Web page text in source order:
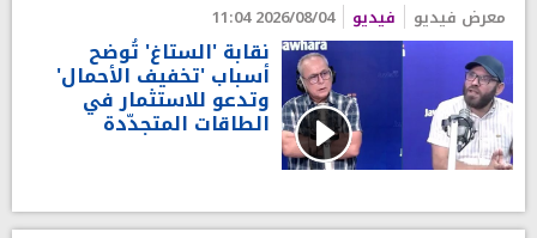
معرض فيديو فيديو 2026/08/04 11:04
نقابة 'الستاغ' تُوضح
أسباب 'تخفيف الأحمال'
وتدعو للاستثمار في
الطاقات المتجدّدة